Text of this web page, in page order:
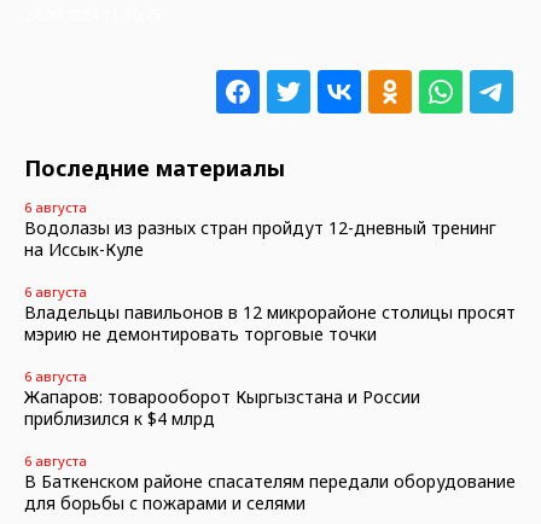
Последние материалы
6 августа
Водолазы из разных стран пройдут 12-дневный тренинг
на Иссык-Куле
6 августа
Владельцы павильонов в 12 микрорайоне столицы просят
мэрию не демонтировать торговые точки
6 августа
Жапаров: товарооборот Кыргызстана и России
приблизился к $4 млрд
6 августа
В Баткенском районе спасателям передали оборудование
для борьбы с пожарами и селями